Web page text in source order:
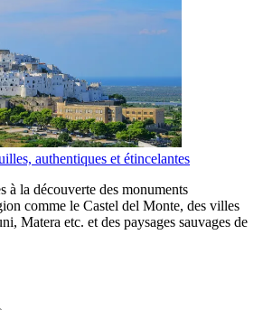
authentiques et étincelantes
à la découverte des monuments
comme le Castel del Monte, des villes
Matera etc. et des paysages sauvages de